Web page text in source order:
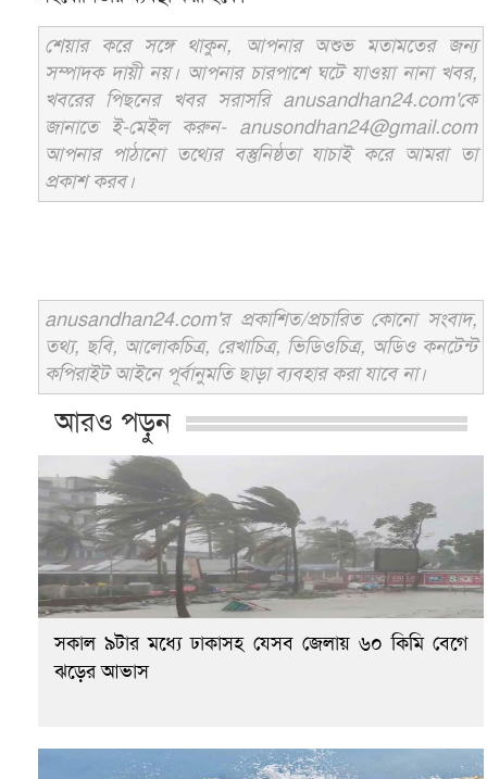
শেয়ার করে সঙ্গে থাকুন, আপনার অশুভ মতামতের জন্য
সম্পাদক দায়ী নয়। আপনার চারপাশে ঘটে যাওয়া নানা খবর,
খবরের পিছনের খবর সরাসরি anusandhan24.com'কে
জানাতে ই-মেইল করুন- anusondhan24@gmail.com
আপনার পাঠানো তথ্যের বস্তুনিষ্ঠতা যাচাই করে আমরা তা
প্রকাশ করব।
anusandhan24.com'র প্রকাশিত/প্রচারিত কোনো সংবাদ,
তথ্য, ছবি, আলোকচিত্র, রেখাচিত্র, ভিডিওচিত্র, অডিও কনটেন্ট
কপিরাইট আইনে পূর্বানুমতি ছাড়া ব্যবহার করা যাবে না।
আরও পড়ুন
সকাল ৯টার মধ্যে ঢাকাসহ যেসব জেলায় ৬০ কিমি বেগে
ঝড়ের আভাস